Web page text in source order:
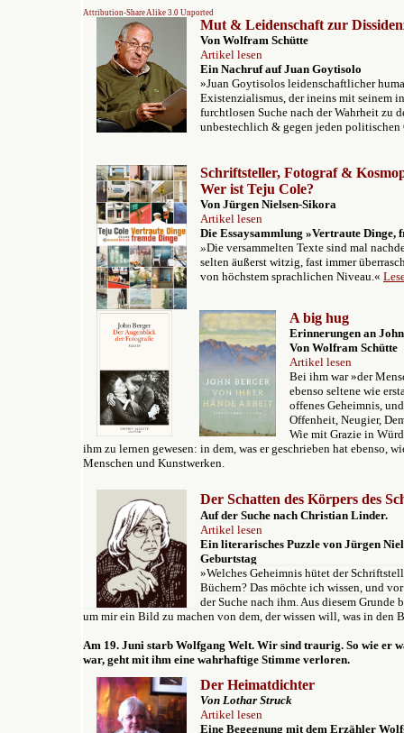
Attribution-Share Alike 3.0 Unported
Mut & Leidenschaft zur
Von Wolfram Schütte
Artikel lesen
Ein Nachruf auf Juan Goytisolo
»Juan Goytisolos leidenschaftlicher
Existenzialismus, der ineins mit seinem
furchtlosen Suche nach der Wahrheit zu
unbestechlich & gegen jeden
Schriftsteller, Fotograf &
Wer ist Teju Cole?
Von Jürgen Nielsen-Sikora
Artikel lesen
Die Essaysammlung »Vertraute Dinge,
»Die versammelten Texte sind mal
selten äußerst witzig, fast immer
von höchstem sprachlichen Niveau.«
A big hug
Erinnerungen an
Von Wolfram Schütte
Artikel lesen
Bei ihm war »der
ebenso seltene wie
offenes Geheimnis,
Offenheit, Neugier,
Wie mit Grazie in
ihm zu lernen gewesen: in dem, was er geschrieben hat ebenso,
Menschen und Kunstwerken.
Der Schatten des Körpers des
Auf der Suche nach Christian Linder.
Artikel lesen
Ein literarisches Puzzle von Jürgen
Geburtstag
»Welches Geheimnis hütet der
Büchern? Das möchte ich wissen, und
der Suche nach ihm. Aus diesem
um mir ein Bild zu machen von dem, der wissen will, was in den
Am 19. Juni starb Wolfgang Welt. Wir sind traurig. So wie er
war, geht mit ihm eine wahrhaftige Stimme verloren.
Der Heimatdichter
Von Lothar Struck
Artikel lesen
Eine Begegnung mit dem Erzähler